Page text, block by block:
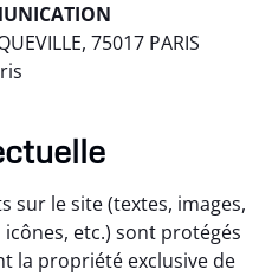
75017 PARIS
sur le site (textes, images,
etc.) sont protégés
la propriété exclusive de